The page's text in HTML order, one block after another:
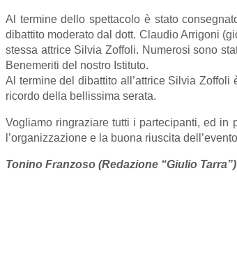
Al termine dello spettacolo è stato
dibattito moderato dal dott. Claudio Arrigoni
stessa attrice Silvia Zoffoli. Numerosi sono
Benemeriti del nostro Istituto.
Al termine del dibattito all’attrice Silvia
ricordo della bellissima serata.
Vogliamo ringraziare tutti i partecipanti, ed in
l’organizzazione e la buona riuscita
Tonino Franzoso (Redazione “Giulio Tarra”)